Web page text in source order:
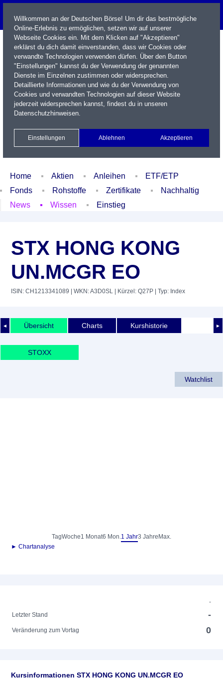
Name / WKN / ISIN / Kürzel
Xetra Realtime
Watchlist Portfolio Login
Home Aktien Anleihen
ETF/ETP
Fonds
Rohstoffe Zertifikate
Nachhaltig
News
Wissen Einstieg
STX HONG KONG
UN.MCGR EO
ISIN: CH1213341089 | WKN: A3D0SL | Kürzel: Q27P | Typ: Index
◄ ►
Übersicht Charts Kurshistorie
STOXX
Watchlist
TagWoche1 Monat6 Mon.1 Jahr3 Jahre Max.
► Chartanalyse
-
Letzter Stand
-
Veränderung zum Vortag 0
Kursinformationen STX HONG KONG UN.MCGR EO
Willkommen an der Deutschen Börse! Um dir das bestmögliche
Online-Erlebnis zu ermöglichen, setzen wir auf unserer
Webseite Cookies ein. Mit dem Klicken auf "Akzeptieren"
erklärst du dich damit einverstanden, dass wir Cookies oder
verwandte Technologien verwenden dürfen. Über den Button
"Einstellungen" kannst du der Verwendung der genannten
Dienste im Einzelnen zustimmen oder widersprechen.
Detaillierte Informationen und wie du der Verwendung von
Cookies und verwandten Technologien auf dieser Website
jederzeit widersprechen kannst, findest du in unseren
Datenschutzhinweisen.
Einstellungen Ablehnen Akzeptieren